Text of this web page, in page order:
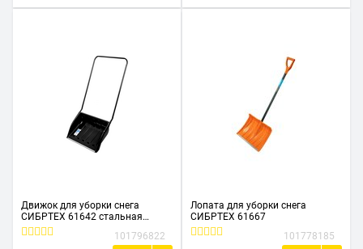
Движок для уборки снега
СИБРТЕХ 61642 стальная
рукоятка
101796822
Лопата для уборки снега
СИБРТЕХ 61667
101778185